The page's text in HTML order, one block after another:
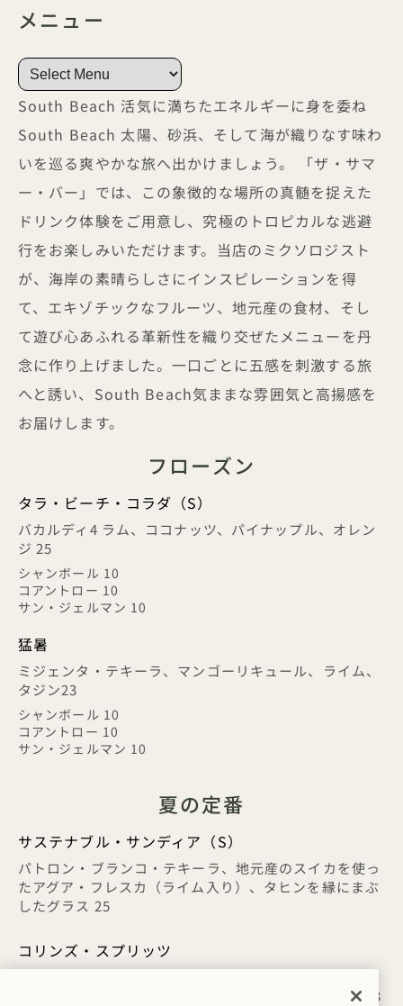
メニュー
South Beach 活気に満ちたエネルギーに身を委ね
South Beach 太陽、砂浜、そして海が織りなす味わ
いを巡る爽やかな旅へ出かけましょう。 「ザ・サマ
ー・バー」では、この象徴的な場所の真髄を捉えた
ドリンク体験をご用意し、究極のトロピカルな逃避
行をお楽しみいただけます。当店のミクソロジスト
が、海岸の素晴らしさにインスピレーションを得
て、エキゾチックなフルーツ、地元産の食材、そし
て遊び心あふれる革新性を織り交ぜたメニューを丹
念に作り上げました。一口ごとに五感を刺激する旅
へと誘い、South Beach気ままな雰囲気と高揚感を
お届けします。
フローズン
タラ・ビーチ・コラダ（S）
バカルディ4 ラム、ココナッツ、パイナップル、オレン
ジ 25
シャンボール 10
コアントロー 10
サン・ジェルマン 10
猛暑
ミジェンタ・テキーラ、マンゴーリキュール、ライム、
タジン23
シャンボール 10
コアントロー 10
サン・ジェルマン 10
夏の定番
サステナブル・サンディア（S）
パトロン・ブランコ・テキーラ、地元産のスイカを使っ
たアグア・フレスカ（ライム入り）、タヒンを縁にまぶ
したグラス 25
コリンズ・スプリッツ
ッコ、フィーバー・ツリーのクラブソーダ、オレンジ23